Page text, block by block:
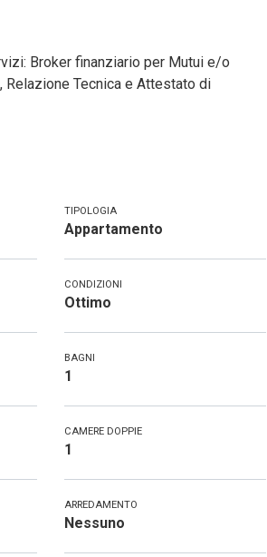
Broker finanziario per Mutui e/o
Tecnica e Attestato di
TIPOLOGIA
Appartamento
CONDIZIONI
Ottimo
BAGNI
1
CAMERE DOPPIE
1
ARREDAMENTO
Nessuno